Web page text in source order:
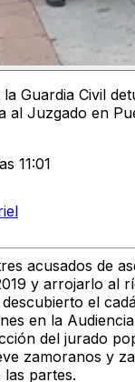
Guardia Civil
al Juzgado en
11:01
acusados de
y arrojarlo al
el
en la
del jurado
zamoranos y
las partes.